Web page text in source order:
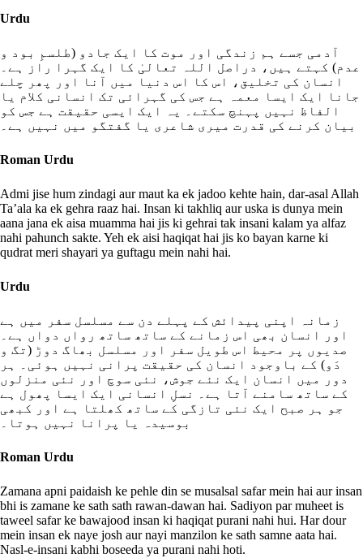
Urdu
آدمی جسے ہم زندگی اور موت کا ایک جادو (طلسمِ بود و
عدم) کہتے ہیں، دراصل اللہ تعالیٰ کا ایک گہرا راز ہے۔
انسان کی تخلیق، اس کا اس دنیا میں آنا اور پھر چلے
جانا ایک ایسا معمہ ہے جس کی گہرائی تک انسانی کلام یا
الفاظ نہیں پہنچ سکتے۔ یہ ایک ایسی حقیقت ہے جس کو
بیان کرنے کی قدرت میری شاعری یا گفتگو میں نہیں ہے۔
Roman Urdu
Admi jise hum zindagi aur maut ka ek jadoo kehte hain, dar-asal Allah
Ta’ala ka ek gehra raaz hai. Insan ki takhliq aur uska is dunya mein
aana jana ek aisa muamma hai jis ki gehrai tak insani kalam ya alfaz
nahi pahunch sakte. Yeh ek aisi haqiqat hai jis ko bayan karne ki
qudrat meri shayari ya guftagu mein nahi hai.
Urdu
زمانہ اپنی پیدائش کے پہلے دن سے مسلسل سفر میں ہے
اور انسان بھی اس زمانے کے ساتھ ساتھ رواں دواں ہے۔
صدیوں پر محیط اس طویل سفر اور مسلسل بھاگ دوڑ (تگ و
دَو) کے باوجود انسان کی حقیقت پرانی نہیں ہوئی۔ ہر
دور میں انسان ایک نئے جوش، نئی سوچ اور نئی منزلوں
کے ساتھ سامنے آتا ہے۔ نسلِ انسانی ایک ایسا پھول ہے
جو ہر صبح ایک نئی تازگی کے ساتھ کھلتا ہے اور کبھی
بوسیدہ یا پرانا نہیں ہوتا۔
Roman Urdu
Zamana apni paidaish ke pehle din se musalsal safar mein hai aur insan
bhi is zamane ke sath sath rawan-dawan hai. Sadiyon par muheet is
taweel safar ke bawajood insan ki haqiqat purani nahi hui. Har dour
mein insan ek naye josh aur nayi manzilon ke sath samne aata hai.
Nasl-e-insani kabhi boseeda ya purani nahi hoti.